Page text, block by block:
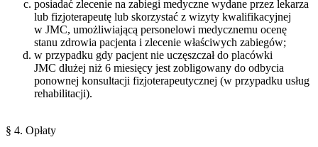
posiadać zlecenie na zabiegi medyczne wydane przez lekarza
lub fizjoterapeutę lub skorzystać z wizyty kwalifikacyjnej
w JMC, umożliwiającą personelowi medycznemu ocenę
stanu zdrowia pacjenta i zlecenie właściwych zabiegów;
w przypadku gdy pacjent nie uczęszczał do placówki
JMC dłużej niż 6 miesięcy jest zobligowany do odbycia
ponownej konsultacji fizjoterapeutycznej (w przypadku usług
§ 4. Opłaty